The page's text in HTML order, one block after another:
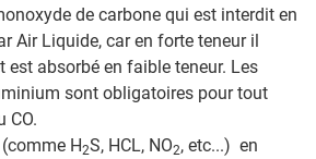
de carbone qui est interdit en
Air Liquide, car en forte teneur il
est absorbé en faible teneur. Les
sont obligatoires pour tout
CO.
H2S, HCL, NO2, etc...) en